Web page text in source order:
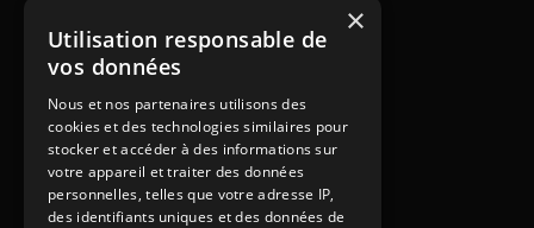
×
Utilisation responsable de
vos données
Nous et nos partenaires utilisons des
cookies et des technologies similaires pour
stocker et accéder à des informations sur
votre appareil et traiter des données
personnelles, telles que votre adresse IP,
des identifiants uniques et des données de